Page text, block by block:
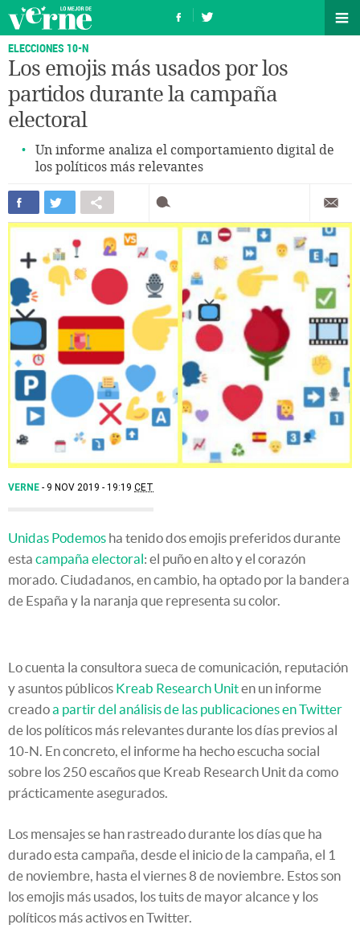
ELECCIONES 10-N
Los emojis más usados por los
partidos durante la campaña
electoral
Un informe analiza el comportamiento digital de
los políticos más relevantes
VERNE 9 NOV 2019 - 19:19 CET
Unidas Podemos ha tenido dos emojis preferidos durante
esta campaña electoral: el puño en alto y el corazón
morado. Ciudadanos, en cambio, ha optado por la bandera
de España y la naranja que representa su color.
Lo cuenta la consultora sueca de comunicación, reputación
y asuntos públicos Kreab Research Uniten un informe
creadoa partir del análisis de las publicaciones en Twitter
de los políticos más relevantes durante los días previos al
10-N. En concreto, el informe ha hecho escucha social
sobre los 250 escaños que Kreab Research Unit da como
prácticamente asegurados.
Los mensajes se han rastreado durante los días que ha
durado esta campaña, desde el inicio de la campaña, el 1
de noviembre, hasta el viernes 8 de noviembre. Estos son
los emojis más usados, los tuits de mayor alcance y los
políticos más activos en Twitter.